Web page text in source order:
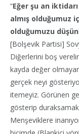
“Eğer şu an
almış olduğumuz
olduğumuzu
[Bolşevik Partisi]
Diğerlerini boş
kayda değer
gerçek neyi
itemeyiz. Görünen
gösterip
Menşeviklere